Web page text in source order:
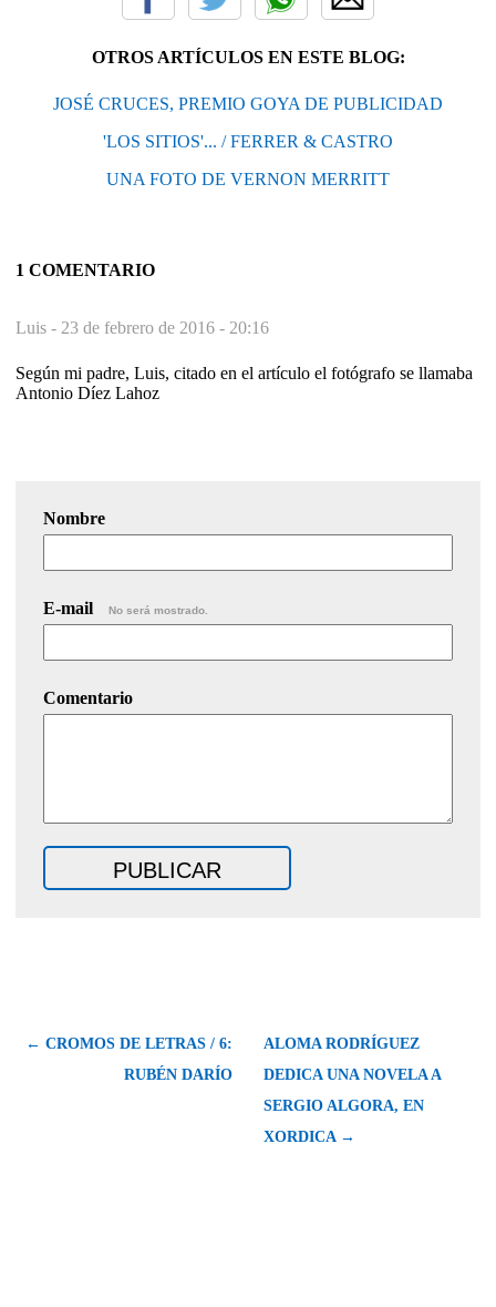
OTROS ARTÍCULOS EN ESTE BLOG:
JOSÉ CRUCES, PREMIO GOYA DE PUBLICIDAD
'LOS SITIOS'... / FERRER & CASTRO
UNA FOTO DE VERNON MERRITT
1 COMENTARIO
Luis - 23 de febrero de 2016 - 20:16
Según mi padre, Luis, citado en el artículo el fotógrafo se llamaba
Antonio Díez Lahoz
Nombre
E-mail No será mostrado.
Comentario
← CROMOS DE LETRAS / 6:
RUBÉN DARÍO
ALOMA RODRÍGUEZ
DEDICA UNA NOVELA A
SERGIO ALGORA, EN
XORDICA →